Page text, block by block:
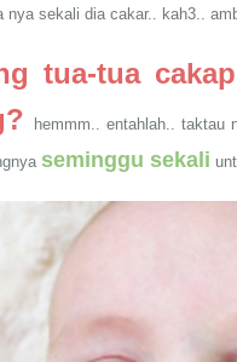
nya sekali dia cakar.. kah3..
tua-tua
hemmm.. entahlah.. taktau
seminggu sekali